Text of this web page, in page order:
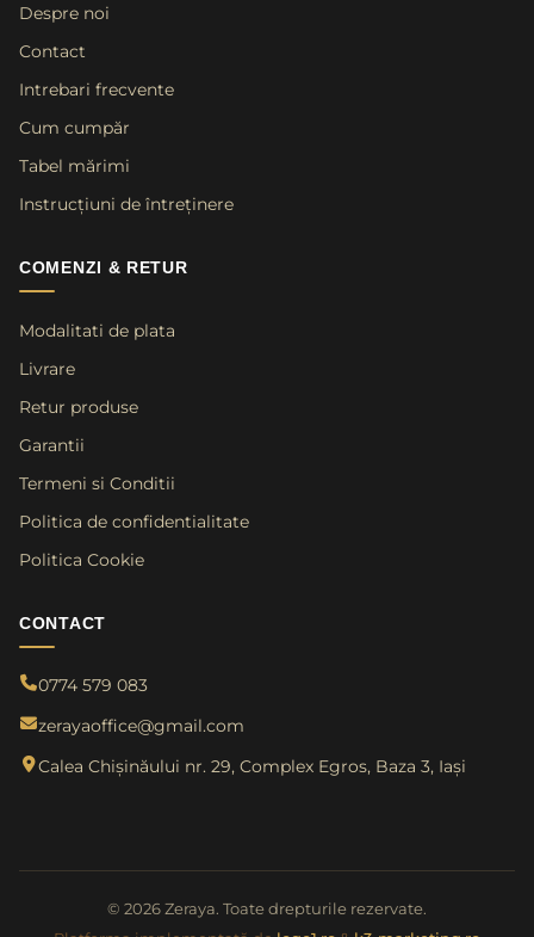
Despre noi
Contact
Intrebari frecvente
Cum cumpăr
Tabel mărimi
Instrucțiuni de întreținere
COMENZI & RETUR
Modalitati de plata
Livrare
Retur produse
Garantii
Termeni si Conditii
Politica de confidentialitate
Politica Cookie
CONTACT
0774 579 083
zerayaoffice@gmail.com
Calea Chișinăului nr. 29, Complex Egros, Baza 3, Iași
© 2026 Zeraya. Toate drepturile rezervate.